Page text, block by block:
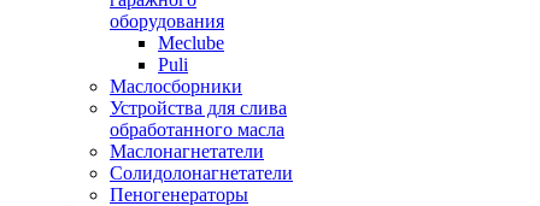
оборудования
Meclube
Puli
Маслосборники
Устройства для слива
обработанного масла
Маслонагнетатели
Солидолонагнетатели
Пеногенераторы